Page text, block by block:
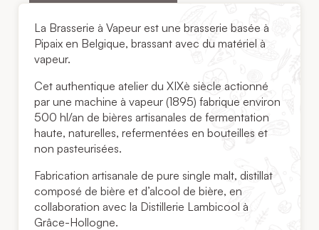
La Brasserie à Vapeur est une brasserie basée à
Pipaix en Belgique, brassant avec du matériel à
vapeur.
Cet authentique atelier du XIXè siècle actionné
par une machine à vapeur (1895) fabrique environ
500 hl/an de bières artisanales de fermentation
haute, naturelles, refermentées en bouteilles et
non pasteurisées.
Fabrication artisanale de pure single malt, distillat
composé de bière et d’alcool de bière, en
collaboration avec la Distillerie Lambicool à
Grâce-Hollogne.